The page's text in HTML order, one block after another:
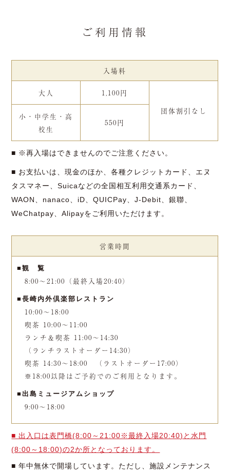
ご利用情報
入場料
大人
1,100円
団体割引なし
小・中学生・高
校生
550円
■ ※再入場はできませんのでご注意ください。
■ お支払いは、現金のほか、各種クレジットカード、エヌ
タスマネー、Suicaなどの全国相互利用交通系カード、
WAON、nanaco、iD、QUICPay、J-Debit、銀聯、
WeChatpay、Alipayをご利用いただけます。
営業時間
■観 覧
8:00～21:00（最終入場20:40）
■長崎内外倶楽部レストラン
10:00～18:00
喫茶 10:00～11:00
ランチ＆喫茶 11:00～14:30
（ランチラストオーダー14:30）
喫茶 14:30～18:00
（ラストオーダー17:00）
※18:00以降はご予約でのご利用となります。
■出島ミュージアムショップ
9:00～18:00
■ 出入口は表門橋(8:00～21:00※最終入場20:40)と水門
(8:00～18:00)の2か所となっております。
■ 年中無休で開場しています。 ただし、施設メンテナンス